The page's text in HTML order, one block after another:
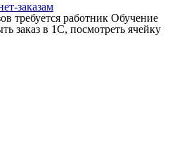
заказам
требуется работник Обучение
заказ в 1С, посмотреть ячейку